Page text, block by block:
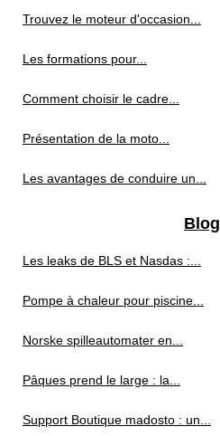
Trouvez le moteur d'occasion...
Les formations pour...
Comment choisir le cadre...
Présentation de la moto...
Les avantages de conduire un...
Blog
Les leaks de BLS et Nasdas :...
Pompe à chaleur pour piscine...
Norske spilleautomater en...
Pâques prend le large : la...
Support Boutique madosto : un...